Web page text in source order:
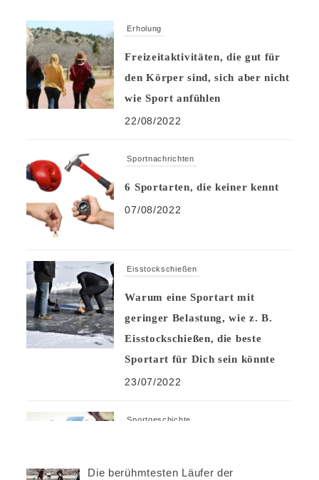
Erholung
Freizeitaktivitäten, die gut für
den Körper sind, sich aber nicht
wie Sport anfühlen
22/08/2022
Sportnachrichten
6 Sportarten, die keiner kennt
07/08/2022
Eisstockschießen
Warum eine Sportart mit
geringer Belastung, wie z. B.
Eisstockschießen, die beste
Sportart für Dich sein könnte
23/07/2022
Sportgeschichte
der Geschichte
Die berühmtesten Läufer der